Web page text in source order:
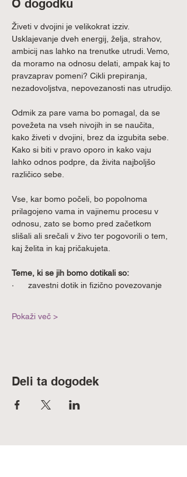
O dogodku
Živeti v dvojini je velikokrat izziv.
Usklajevanje dveh energij, želja, strahov,
ambicij nas lahko na trenutke utrudi. Vemo,
da moramo na odnosu delati, ampak kaj to
pravzaprav pomeni? Cikli prepiranja,
nezadovoljstva, nepovezanosti nas utrudijo.
Odmik za pare vama bo pomagal, da se
povežeta na vseh nivojih in se naučita,
kako živeti v dvojini, brez da izgubita sebe.
Kako si biti v pravo oporo in kako vaju
lahko odnos podpre, da živita najboljšo
različico sebe.
Vse, kar bomo počeli, bo popolnoma
prilagojeno vama in vajinemu procesu v
odnosu, zato se bomo pred začetkom
slišali ali srečali v živo ter pogovorili o tem,
kaj želita in kaj pričakujeta.
Teme, ki se jih bomo dotikali so:
·      zavestni dotik in fizično povezovanje
Pokaži več >
Deli ta dogodek